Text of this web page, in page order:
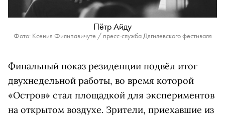
Пётр Айду
Фото: Ксения Филипавичуте / пресс-служба Дягилевского фестиваля
Финальный показ резиденции подвёл итог
двухнедельной работы, во время которой
«Остров» стал площадкой для экспериментов
на открытом воздухе. Зрители, приехавшие из